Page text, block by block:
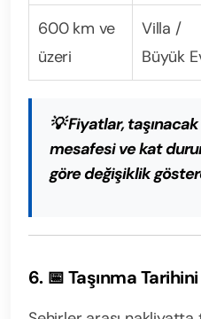
600 km ve
üzeri
Villa /
Büyük
💡Fiyatlar,
mesafesi ve kat
göre değişiklik
6. 📅 Taşınma